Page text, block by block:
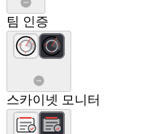
팀 인증
스카이넷 모니터